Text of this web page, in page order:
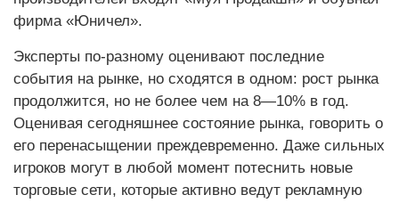
фирма «Юничел».
Эксперты по-разному оценивают последние
события на рынке, но сходятся в одном: рост рынка
продолжится, но не более чем на 8—10% в год.
Оценивая сегодняшнее состояние рынка, говорить о
его перенасыщении преждевременно. Даже сильных
игроков могут в любой момент потеснить новые
торговые сети, которые активно ведут рекламную